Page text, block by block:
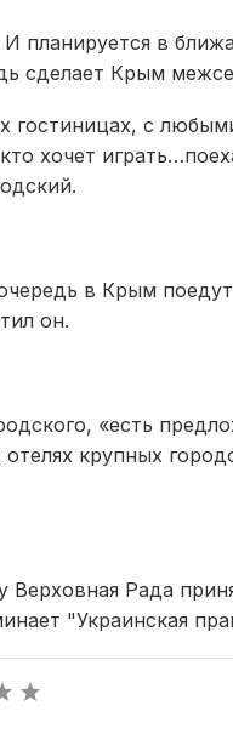
И планируется в
сделает Крым
гостиницах, с
хочет
в Крым
он.
«есть
отелях крупных
Верховная Рада
"Украинская